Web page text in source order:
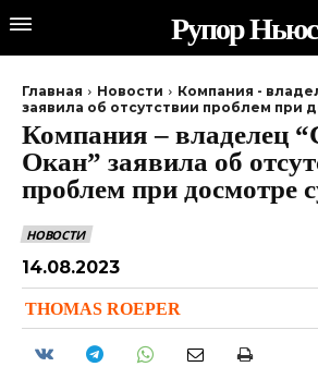
Рупор Ньюс
Главная Новости
Компания -
заявила об отсутствии проблем при
Компания – владелец
Окан” заявила об
проблем при досмотре
НОВОСТИ
14.08.2023
THOMAS ROEPER